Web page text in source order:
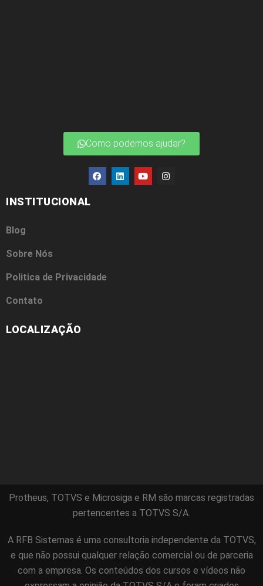
Como podemos ajudar?
INSTITUCIONAL
Blog
Sobre Nós
Politica de Privacidade
Contato
LOCALIZAÇÃO
Protheus, TOTVS e Microsiga e RM são marcas registradas
pertencentes a TOTVS S/A.
A RFB Sistemas é uma consultoria independente da TOTVS,
e que não possui qualquer relação comercial ou de parceria
com a empresa. Os conteúdos dos cursos e vídeos não